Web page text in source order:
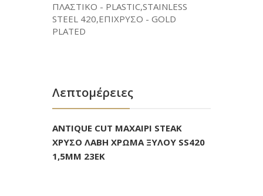
ΠΛΑΣΤΙΚΟ - PLASTIC,STAINLESS
STEEL 420,ΕΠΙΧΡΥΣΟ - GOLD
PLATED
Λεπτομέρειες
ANTIQUE CUT ΜΑΧΑΙΡΙ STEAK
ΧΡΥΣΟ ΛΑΒΗ ΧΡΩΜΑ ΞΥΛΟΥ SS420
1,5MM 23EK